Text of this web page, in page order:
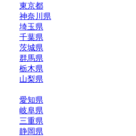
東京都
神奈川県
埼玉県
千葉県
茨城県
群馬県
栃木県
山梨県
愛知県
岐阜県
三重県
静岡県